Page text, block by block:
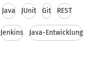
Java JUnit Git REST
Jenkins Java-Entwicklung